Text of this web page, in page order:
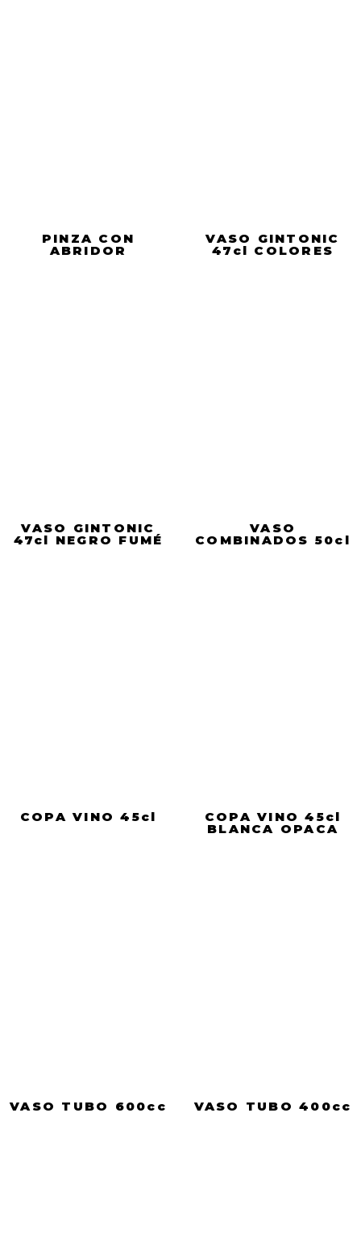
PINZA CON
ABRIDOR
VASO GINTONIC
47cl COLORES
VASO GINTONIC
47cl NEGRO FUMÉ
VASO
COMBINADOS 50cl
COPA VINO 45cl COPA VINO 45cl
BLANCA OPACA
VASO TUBO 600cc VASO TUBO 400cc